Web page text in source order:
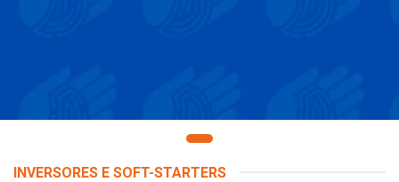
INVERSORES E SOFT-STARTERS